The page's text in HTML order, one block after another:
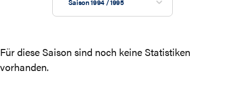
Saison 1994 / 1995
Für diese Saison sind noch keine Statistiken
vorhanden.